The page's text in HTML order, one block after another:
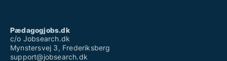
Pædagogjobs.dk
c/o Jobsearch.dk
Mynstersvej 3, Frederiksberg
support@jobsearch.dk